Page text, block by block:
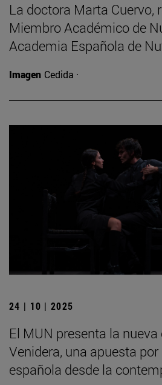
La doctora Marta Cuervo,
Miembro Académico de
Academia Española de
Imagen Cedida ·
24 | 10 | 2025
El MUN presenta la
Venidera, una apuesta
española desde la